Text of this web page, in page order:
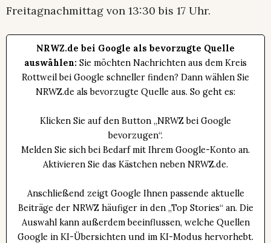
Freitagnachmittag von 13:30 bis 17 Uhr.
NRWZ.de bei Google als bevorzugte Quelle
auswählen: Sie möchten Nachrichten aus dem Kreis
Rottweil bei Google schneller finden? Dann wählen Sie
NRWZ.de als bevorzugte Quelle aus. So geht es:
Klicken Sie auf den Button „NRWZ bei Google
bevorzugen“.
Melden Sie sich bei Bedarf mit Ihrem Google-Konto an.
Aktivieren Sie das Kästchen neben NRWZ.de.
Anschließend zeigt Google Ihnen passende aktuelle
Beiträge der NRWZ häufiger in den „Top Stories“ an. Die
Auswahl kann außerdem beeinflussen, welche Quellen
Google in KI-Übersichten und im KI-Modus hervorhebt.